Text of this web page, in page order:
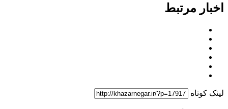
اخبار مرتبط
لینک کوتاه